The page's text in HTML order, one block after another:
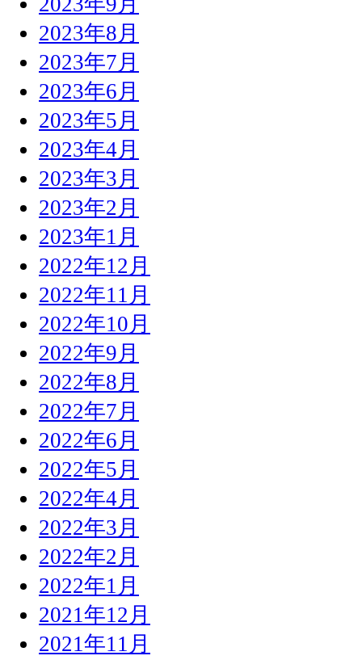
2023年8月
2023年7月
2023年6月
2023年5月
2023年4月
2023年3月
2023年2月
2023年1月
2022年12月
2022年11月
2022年10月
2022年9月
2022年8月
2022年7月
2022年6月
2022年5月
2022年4月
2022年3月
2022年2月
2022年1月
2021年12月
2021年11月